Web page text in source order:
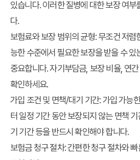
있습니다. 이러한 질병에 대한 보장 여부
다.
보험료와 보장 범위의 균형:무조건 저렴
능한 수준에서 필요한 보장을 받을 수 있
중요합니다. 자기부담금, 보장 비율, 연
확인하세요.
가입 조건 및 면책/대기 기간:가입 가능
터 일정 기간 동안 보장되지 않는 면책
기 기간 등을 반드시 확인해야 합니다.
보험금 청구 절차:간편한 청구 절차와